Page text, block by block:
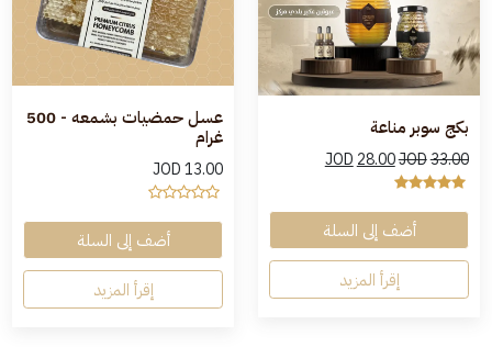
بكج سوبر مناعة
JOD33.00
JOD 28.00
أضف إلى السلة
إقرأ المزيد
عسل حمضيات بشمعه - 500
غرام
JOD13.00
أضف إلى السلة
إقرأ المزيد